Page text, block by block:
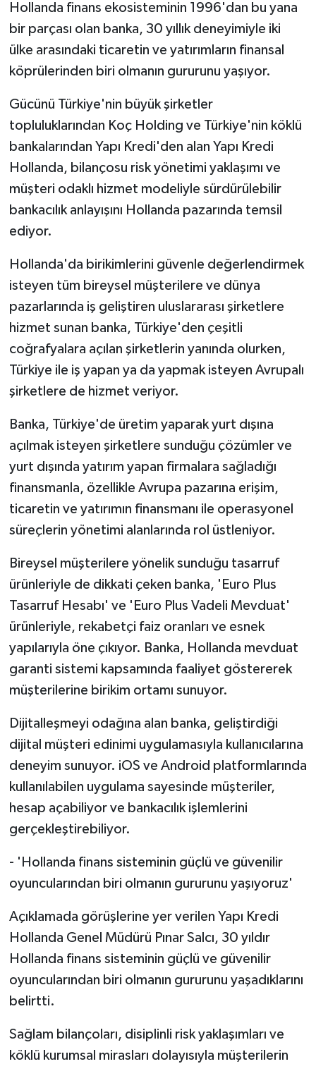
Hollanda finans ekosisteminin 1996'dan bu yana
bir parçası olan banka, 30 yıllık deneyimiyle iki
ülke arasındaki ticaretin ve yatırımların finansal
köprülerinden biri olmanın gururunu yaşıyor.
Gücünü Türkiye'nin büyük şirketler
topluluklarından Koç Holding ve Türkiye'nin köklü
bankalarından Yapı Kredi'den alan Yapı Kredi
Hollanda, bilançosu risk yönetimi yaklaşımı ve
müşteri odaklı hizmet modeliyle sürdürülebilir
bankacılık anlayışını Hollanda pazarında temsil
ediyor.
Hollanda'da birikimlerini güvenle değerlendirmek
isteyen tüm bireysel müşterilere ve dünya
pazarlarında iş geliştiren uluslararası şirketlere
hizmet sunan banka, Türkiye'den çeşitli
coğrafyalara açılan şirketlerin yanında olurken,
Türkiye ile iş yapan ya da yapmak isteyen Avrupalı
şirketlere de hizmet veriyor.
Banka, Türkiye'de üretim yaparak yurt dışına
açılmak isteyen şirketlere sunduğu çözümler ve
yurt dışında yatırım yapan firmalara sağladığı
finansmanla, özellikle Avrupa pazarına erişim,
ticaretin ve yatırımın finansmanı ile operasyonel
süreçlerin yönetimi alanlarında rol üstleniyor.
Bireysel müşterilere yönelik sunduğu tasarruf
ürünleriyle de dikkati çeken banka, 'Euro Plus
Tasarruf Hesabı' ve 'Euro Plus Vadeli Mevduat'
ürünleriyle, rekabetçi faiz oranları ve esnek
yapılarıyla öne çıkıyor. Banka, Hollanda mevduat
garanti sistemi kapsamında faaliyet göstererek
müşterilerine birikim ortamı sunuyor.
Dijitalleşmeyi odağına alan banka, geliştirdiği
dijital müşteri edinimi uygulamasıyla kullanıcılarına
deneyim sunuyor. iOS ve Android platformlarında
kullanılabilen uygulama sayesinde müşteriler,
hesap açabiliyor ve bankacılık işlemlerini
gerçekleştirebiliyor.
- 'Hollanda finans sisteminin güçlü ve güvenilir
oyuncularından biri olmanın gururunu yaşıyoruz'
Açıklamada görüşlerine yer verilen Yapı Kredi
Hollanda Genel Müdürü Pınar Salcı, 30 yıldır
Hollanda finans sisteminin güçlü ve güvenilir
oyuncularından biri olmanın gururunu yaşadıklarını
belirtti.
Sağlam bilançoları, disiplinli risk yaklaşımları ve
köklü kurumsal mirasları dolayısıyla müşterilerin